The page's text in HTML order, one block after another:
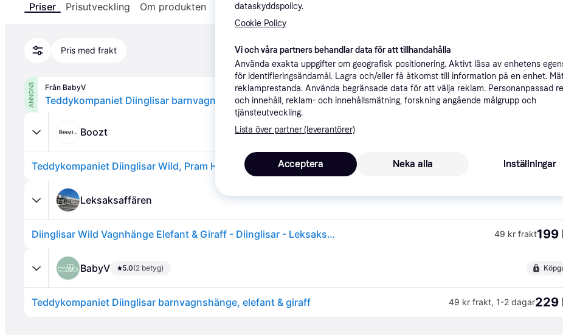
Priser Prisutveckling Om produkten Specifikationer
Pris med frakt
ANNONS Från BabyV
Teddykompaniet Diinglisar barnvagnshänge, elefant & giraff 49 kr frakt,1-2 dagar
Boozt
49 kr frakt195
Leksaksaffären
Diinglisar Wild Vagnhänge Elefant & Giraff - Diinglisar - Leksaksaffären 49 kr frakt199
BabyV 5.0(2 betyg)
Teddykompaniet Diinglisar barnvagnshänge, elefant & giraff 49 kr frakt, 1-2 dagar229
dataskyddspolicy.
Cookie Policy
Vi och våra partners behandlar data för att tillhandahålla
Använda exakta uppgifter om geografisk positionering. Aktivt läsa av enhetens
för identifieringsändamål. Lagra och/eller få åtkomst till information på en enhet.
reklamprestanda. Använda begränsade data för att välja reklam. Personanpassad
och innehåll, reklam- och innehållsmätning, forskning angående målgrupp och
tjänsteutveckling.
Lista över partner (leverantörer)
Neka alla
Acceptera Inställningar